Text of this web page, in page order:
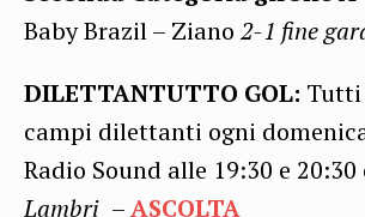
Baby Brazil – Ziano 2-1 fine
DILETTANTUTTO GOL:
campi dilettanti ogni
Radio Sound alle 19:30 e
Lambri –ASCOLTA